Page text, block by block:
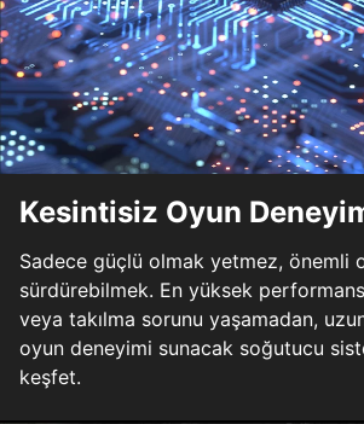
Kesintisiz Oyun
Sadece güçlü olmak yetmez, önemli
sürdürebilmek. En yüksek
veya takılma sorunu yaşamadan,
oyun deneyimi sunacak soğutucu
keşfet.